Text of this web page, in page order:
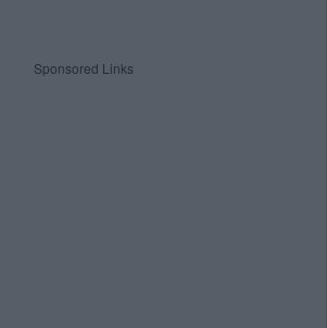
Sponsored Links